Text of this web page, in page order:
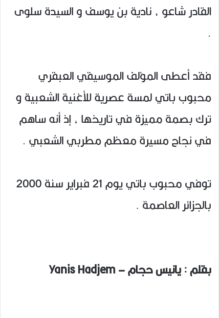
القادر شاعو ، نادية بن يوسف و السيدة سلوى
.
فقد أعطى المؤلف الموسيقي العبقري
محبوب باتي لمسة عصرية للأغنية الشعبية و
ترك بصمة مميزة في تاريخها ، إذ أنه ساهم
في نجاح مسيرة معظم مطربي الشعبي .
توفي محبوب باتي يوم 21 فبراير سنة 2000
بالجزائر العاصمة .
بقلم : يانيس حجام – Yanis Hadjem